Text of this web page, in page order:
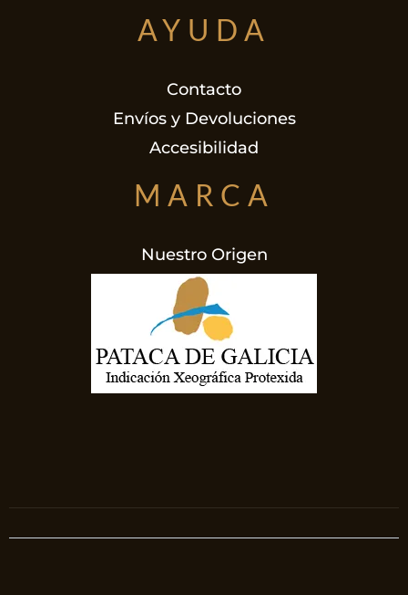
AYUDA
Contacto
Envíos y Devoluciones
Accesibilidad
MARCA
Nuestro Origen